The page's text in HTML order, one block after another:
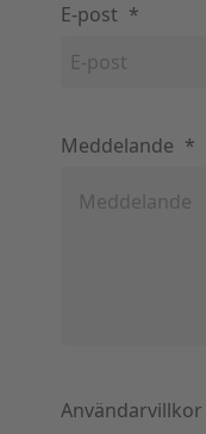
E-post *
Meddelande *
Användarvillkor